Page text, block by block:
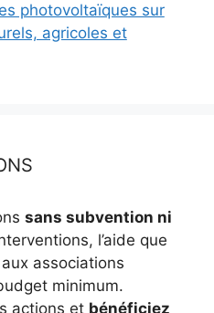
photovoltaïques sur
agricoles et
sans subvention ni
l’aide que
associations
minimum.
actions et bénéficiez